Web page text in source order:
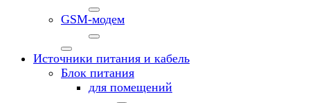
GSM-модем
Источники питания и кабель
Блок питания
для помещений